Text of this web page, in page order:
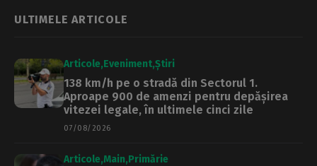
ULTIMELE ARTICOLE
Articole Eveniment Știri
138 km/h pe o stradă din Sectorul 1.
Aproape 900 de amenzi pentru depășirea
vitezei legale, în ultimele cinci zile
07/08/2026
Articole Main Primărie